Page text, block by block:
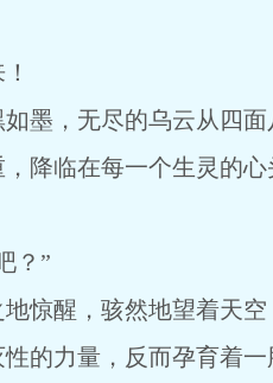
墨，无尽的乌云从四
降临在每一个生灵的心
？”
惊醒，骇然地望着天空
的力量，反而孕育着一